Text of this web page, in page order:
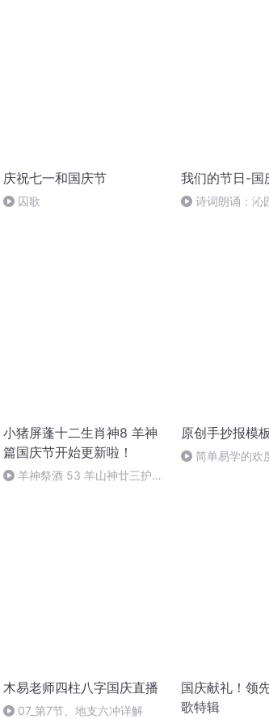
庆祝七一和国庆节
囚歌
我们的节日-国
诗词朗诵：沁
小猪屏蓬十二生肖神8 羊神
篇国庆节开始更新啦！
羊神祭酒 53 羊山神廿三护祭
原创手抄报模板
简单易学的欢
木易老师四柱八字国庆直播
07_第7节、地支六冲详解
国庆献礼！领
歌特辑